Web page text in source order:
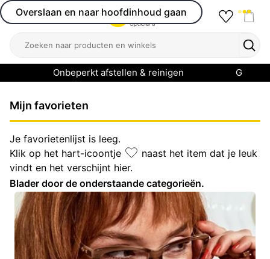
Overslaan en naar hoofdinhoud gaan
Open menu
Zoeken
Onbeperkt afstellen & reinigen
Mijn favorieten
Je favorietenlijst is leeg.
Klik op het hart-icoontje
naast het item dat je leuk
vindt en het verschijnt hier.
Blader door de onderstaande categorieën.